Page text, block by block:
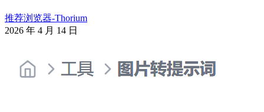
推荐浏览器-Thorium
2026 年 4 月 14 日